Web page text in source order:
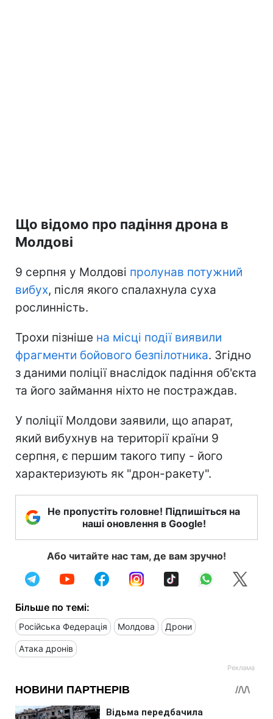
Що відомо про падіння дрона в
Молдові
9 серпня у Молдові пролунав потужний
вибух, після якого спалахнула суха
рослинність.
Трохи пізніше на місці події виявили
фрагменти бойового безпілотника. Згідно
з даними поліції внаслідок падіння об'єкта
та його займання ніхто не постраждав.
У поліції Молдови заявили, що апарат,
який вибухнув на території країни 9
серпня, є першим такого типу - його
характеризують як "дрон-ракету".
Не пропустіть головне! Підпишіться на
наші оновлення в Google!
Або читайте нас там, де вам зручно!
Більше по темі:
Російська Федерація Молдова Дрони
Атака дронів